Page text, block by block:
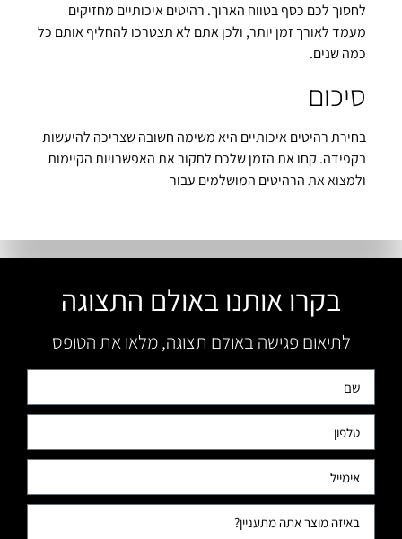
לחסוך לכם כסף בטווח הארוך. רהיטים איכותיים מחזיקים
מעמד לאורך זמן יותר, ולכן אתם לא תצטרכו להחליף אותם כל
כמה שנים.
סיכום
בחירת רהיטים איכותיים היא משימה חשובה שצריכה להיעשות
בקפידה. קחו את הזמן שלכם לחקור את האפשרויות הקיימות
ולמצוא את הרהיטים המושלמים עבור
בקרו אותנו באולם התצוגה
לתיאום פגישה באולם תצוגה, מלאו את הטופס